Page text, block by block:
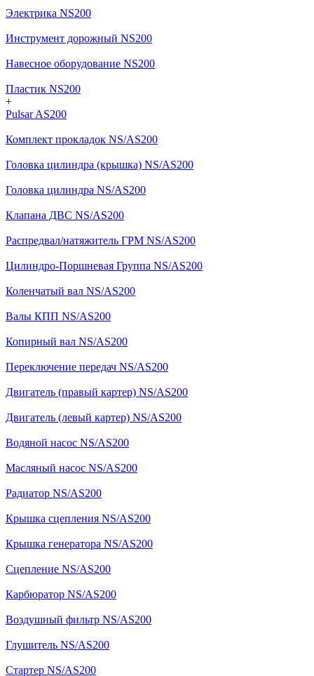
Электрика NS200
Инструмент дорожный NS200
Навесное оборудование NS200
Пластик NS200
+
Pulsar AS200
Комплект прокладок NS/AS200
Головка цилиндра (крышка) NS/AS200
Головка цилиндра NS/AS200
Клапана ДВС NS/AS200
Распредвал/натяжитель ГРМ NS/AS200
Цилиндро-Поршневая Группа NS/AS200
Коленчатый вал NS/AS200
Валы КПП NS/AS200
Копирный вал NS/AS200
Переключение передач NS/AS200
Двигатель (правый картер) NS/AS200
Двигатель (левый картер) NS/AS200
Водяной насос NS/AS200
Масляный насос NS/AS200
Радиатор NS/AS200
Крышка сцепления NS/AS200
Крышка генератора NS/AS200
Сцепление NS/AS200
Карбюратор NS/AS200
Воздушный фильтр NS/AS200
Глушитель NS/AS200
Стартер NS/AS200